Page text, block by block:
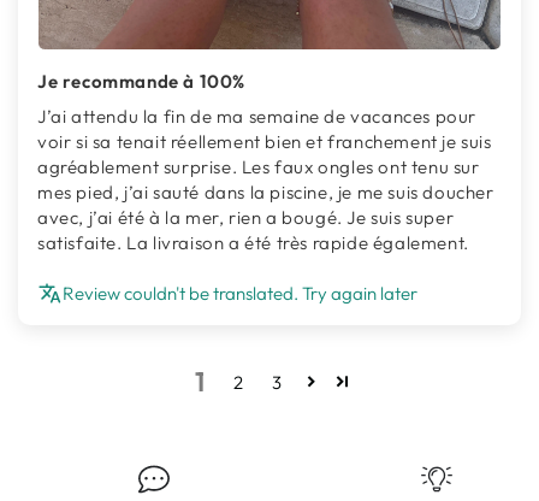
Je recommande à 100%
J’ai attendu la fin de ma semaine de vacances pour
voir si sa tenait réellement bien et franchement je suis
agréablement surprise. Les faux ongles ont tenu sur
mes pied, j’ai sauté dans la piscine, je me suis doucher
avec, j’ai été à la mer, rien a bougé. Je suis super
satisfaite. La livraison a été très rapide également.
Review couldn't be translated. Try again later
1 2 3